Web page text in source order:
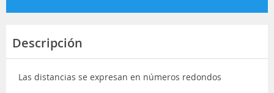
Descripción
Las distancias se expresan en números redondos